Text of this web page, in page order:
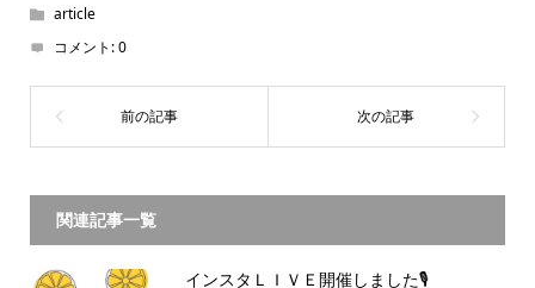
article
コメント:0
関連記事一覧
インスタＬＩＶＥ開催しました🎙